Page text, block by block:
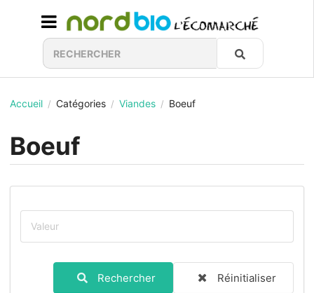
Accueil / Catégories / Viandes / Boeuf
Boeuf
Rechercher Réinitialiser